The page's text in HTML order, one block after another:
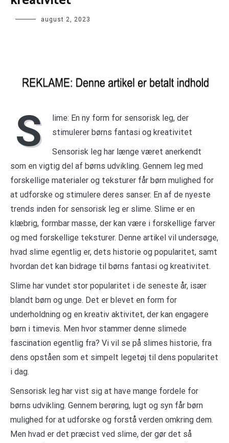
august 2, 2023
S
lime: En ny form for sensorisk leg, der
stimulerer børns fantasi og kreativitet
Sensorisk leg har længe været anerkendt
som en vigtig del af børns udvikling. Gennem leg med
forskellige materialer og teksturer får børn mulighed for
at udforske og stimulere deres sanser. En af de nyeste
trends inden for sensorisk leg er slime. Slime er en
klæbrig, formbar masse, der kan være i forskellige farver
og med forskellige teksturer. Denne artikel vil undersøge,
hvad slime egentlig er, dets historie og popularitet, samt
hvordan det kan bidrage til børns fantasi og kreativitet.
Slime har vundet stor popularitet i de seneste år, især
blandt børn og unge. Det er blevet en form for
underholdning og en kreativ aktivitet, der kan engagere
børn i timevis. Men hvor stammer denne slimede
fascination egentlig fra? Vi vil se på slimes historie, fra
dens opståen som et simpelt legetøj til dens popularitet
i dag.
Sensorisk leg har vist sig at have mange fordele for
børns udvikling. Gennem berøring, lugt og syn får børn
mulighed for at udforske og forstå verden omkring dem.
Men hvad er det præcist ved slime, der gør det så